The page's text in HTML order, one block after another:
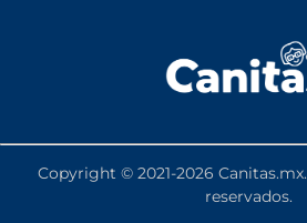
Copyright © 2021-2026
reservados.